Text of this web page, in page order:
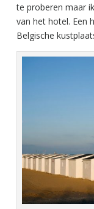
te proberen maar
van het hotel. Een
Belgische